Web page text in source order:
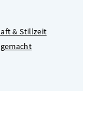
& Stillzeit